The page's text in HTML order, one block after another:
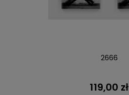
2666
119,00 zł